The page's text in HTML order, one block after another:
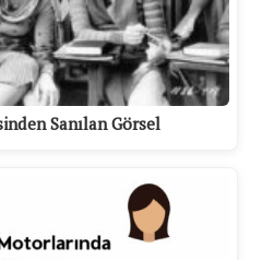
Sanılan Görsel